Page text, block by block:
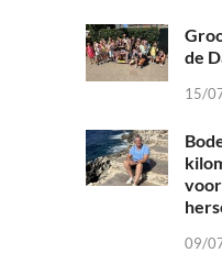
de
15/
09/